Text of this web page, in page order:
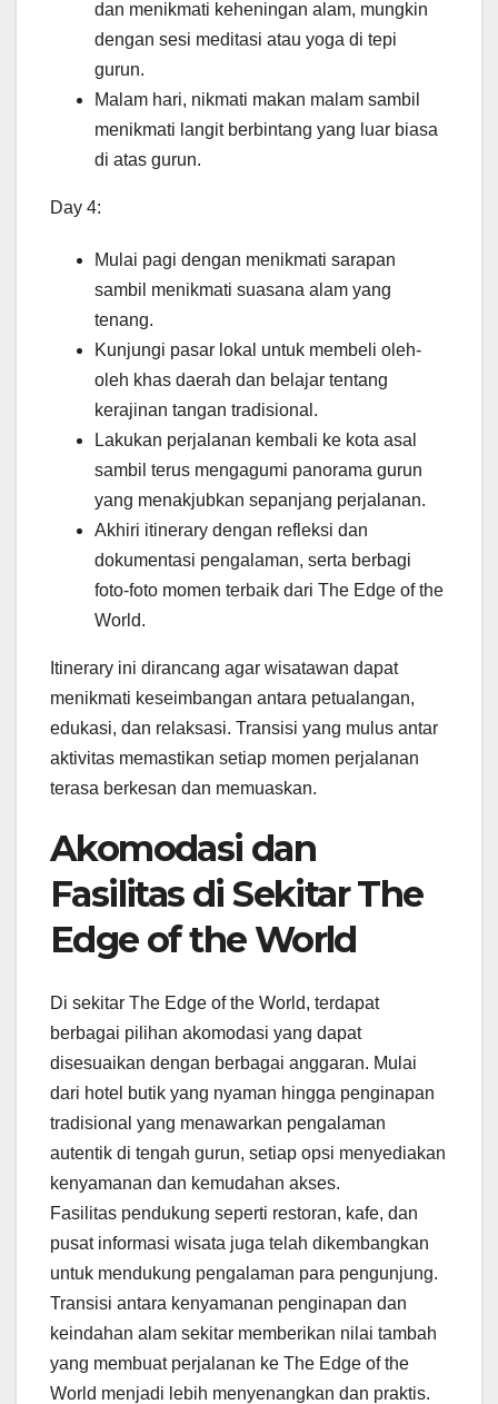
dan menikmati keheningan alam, mungkin
dengan sesi meditasi atau yoga di tepi
gurun.
Malam hari, nikmati makan malam sambil
menikmati langit berbintang yang luar biasa
di atas gurun.
Day 4:
Mulai pagi dengan menikmati sarapan
sambil menikmati suasana alam yang
tenang.
Kunjungi pasar lokal untuk membeli oleh-
oleh khas daerah dan belajar tentang
kerajinan tangan tradisional.
Lakukan perjalanan kembali ke kota asal
sambil terus mengagumi panorama gurun
yang menakjubkan sepanjang perjalanan.
Akhiri itinerary dengan refleksi dan
dokumentasi pengalaman, serta berbagi
foto-foto momen terbaik dari The Edge of the
World.
Itinerary ini dirancang agar wisatawan dapat
menikmati keseimbangan antara petualangan,
edukasi, dan relaksasi. Transisi yang mulus antar
aktivitas memastikan setiap momen perjalanan
terasa berkesan dan memuaskan.
Akomodasi dan
Fasilitas di Sekitar The
Edge of the World
Di sekitar The Edge of the World, terdapat
berbagai pilihan akomodasi yang dapat
disesuaikan dengan berbagai anggaran. Mulai
dari hotel butik yang nyaman hingga penginapan
tradisional yang menawarkan pengalaman
autentik di tengah gurun, setiap opsi menyediakan
kenyamanan dan kemudahan akses.
Fasilitas pendukung seperti restoran, kafe, dan
pusat informasi wisata juga telah dikembangkan
untuk mendukung pengalaman para pengunjung.
Transisi antara kenyamanan penginapan dan
keindahan alam sekitar memberikan nilai tambah
yang membuat perjalanan ke The Edge of the
World menjadi lebih menyenangkan dan praktis.